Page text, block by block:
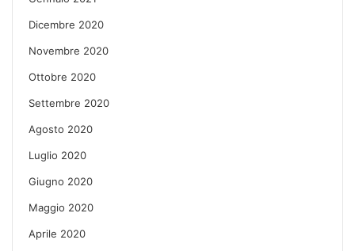
Dicembre 2020
Novembre 2020
Ottobre 2020
Settembre 2020
Agosto 2020
Luglio 2020
Giugno 2020
Maggio 2020
Aprile 2020